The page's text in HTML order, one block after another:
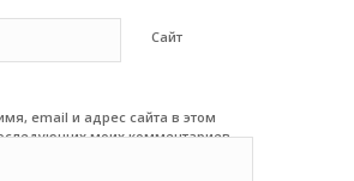
Сайт
email и адрес сайта в этом
моих комментариев.